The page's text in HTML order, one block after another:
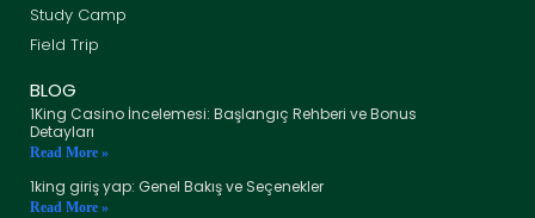
Study Camp
Field Trip
BLOG
1King Casino İncelemesi: Başlangıç Rehberi ve Bonus
Detayları
Read More »
1king giriş yap: Genel Bakış ve Seçenekler
Read More »